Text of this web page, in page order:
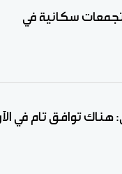
سكانية في
هناك توافق تام في